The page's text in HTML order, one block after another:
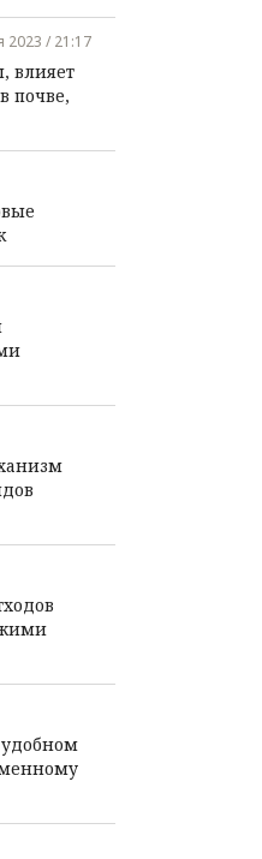
2023 / 21:17
влияет
почве,